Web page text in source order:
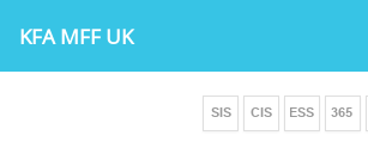
KFA MFF UK